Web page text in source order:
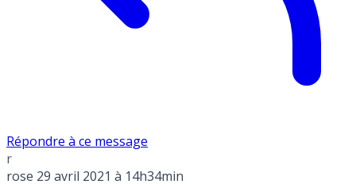
Répondre à ce message
r
rose 29 avril 2021 à 14h34min